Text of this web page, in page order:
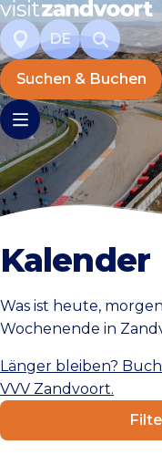
DE
Suchen & Buchen
Kalender
Was ist heute,
Wochenende in
Länger bleiben?
VVV Zandvoort.